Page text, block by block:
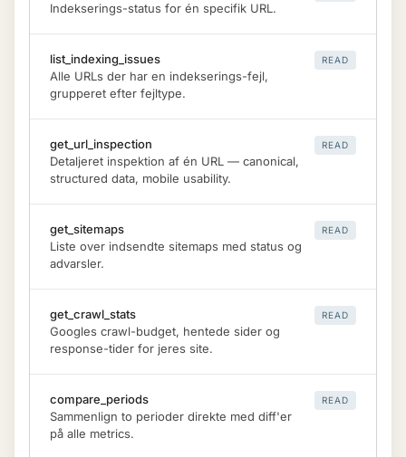
Indekserings-status for én specifik URL.
list_indexing_issues
Alle URLs der har en indekserings-fejl,
grupperet efter fejltype.
READ
get_url_inspection
Detaljeret inspektion af én URL — canonical,
structured data, mobile usability.
READ
get_sitemaps
Liste over indsendte sitemaps med status og
advarsler.
READ
get_crawl_stats
Googles crawl-budget, hentede sider og
response-tider for jeres site.
READ
compare_periods
Sammenlign to perioder direkte med diff'er
på alle metrics.
READ